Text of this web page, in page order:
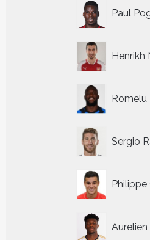
Paul
Henrikh
Romelu
Sergio
Philippe